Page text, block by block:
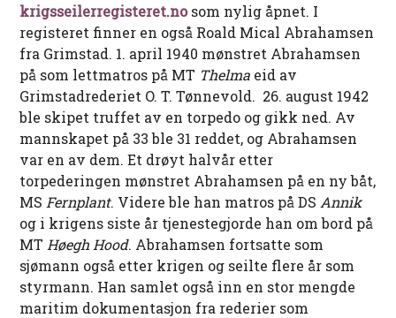
krigsseilerregisteret.nosom nylig åpnet. I
registeret finner en også Roald Mical Abrahamsen
fra Grimstad. 1. april 1940 mønstret Abrahamsen
på som lettmatros på MT Thelma eid av
Grimstadrederiet O. T. Tønnevold. 26. august 1942
ble skipet truffet av en torpedo og gikk ned. Av
mannskapet på 33 ble 31 reddet, og Abrahamsen
var en av dem. Et drøyt halvår etter
torpederingen mønstret Abrahamsen på en ny båt,
MS Fernplant. Videre ble han matros på DS Annik
og i krigens siste år tjenestegjorde han om bord på
MT Høegh Hood. Abrahamsen fortsatte som
sjømann også etter krigen og seilte flere år som
styrmann. Han samlet også inn en stor mengde
maritim dokumentasjon fra rederier som